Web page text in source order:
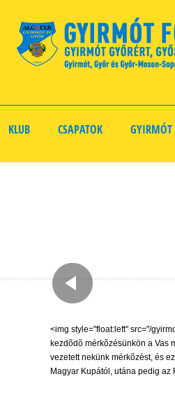
KLUB CSAPATOK GYIRMÓT
<img style="float:left" src="/
kezdõdõ mérkõzésünkön a Vas
vezetett nekünk mérkõzést, és
Magyar Kupától, utána pedig